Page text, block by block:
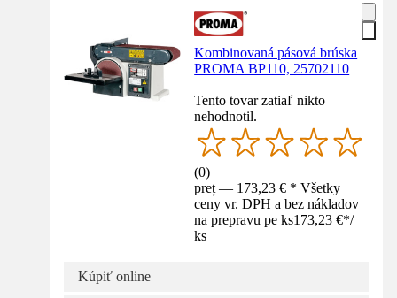
Kombinovaná pásová brúska
PROMA BP110, 25702110
Tento tovar zatiaľ nikto
nehodnotil.
(0)
preț — 173,23 € * Všetky
ceny vr. DPH a bez nákladov
na prepravu pe ks173,23 €*/
ks
Kúpiť online